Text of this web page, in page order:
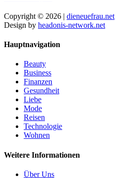
Copyright © 2026 | dieneuefrau.net
Design by headonis-network.net
Hauptnavigation
Beauty
Business
Finanzen
Gesundheit
Liebe
Mode
Reisen
Technologie
Wohnen
Weitere Informationen
Über Uns